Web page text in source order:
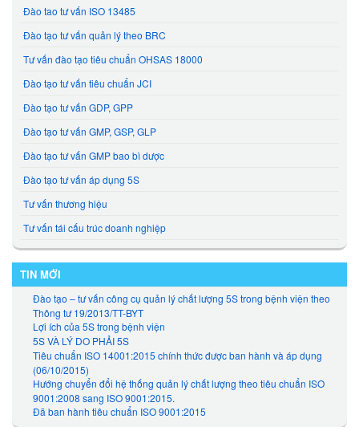
Đào tao tư vấn ISO 13485
Đào tạo tư vấn quản lý theo BRC
Tư vấn đào tạo tiêu chuẩn OHSAS 18000
Đào tạo tư vấn tiêu chuẩn JCI
Đào tạo tư vấn GDP, GPP
Đào tạo tư vấn GMP, GSP, GLP
Đào tạo tư vấn GMP bao bì dược
Đào tạo tư vấn áp dụng 5S
Tư vấn thương hiệu
Tư vấn tái cấu trúc doanh nghiệp
TIN MỚI
Đào tạo – tư vấn công cụ quản lý chất lượng 5S trong bệnh viện theo
Thông tư 19/2013/TT-BYT
Lợi ích của 5S trong bệnh viện
5S VÀ LÝ DO PHẢI 5S
Tiêu chuẩn ISO 14001:2015 chính thức được ban hành và áp dụng
(06/10/2015)
Hướng chuyển đổi hệ thống quản lý chất lượng theo tiêu chuẩn ISO
9001:2008 sang ISO 9001:2015.
Đã ban hành tiêu chuẩn ISO 9001:2015